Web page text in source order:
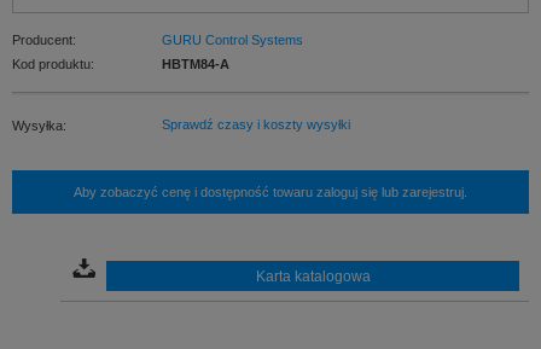
Producent:
GURU Control Systems
Kod produktu:
HBTM84-A
Wysyłka: Sprawdź czasy i koszty wysyłki
Aby zobaczyć cenę i dostępność towaru zaloguj się lub zarejestruj.
Karta katalogowa